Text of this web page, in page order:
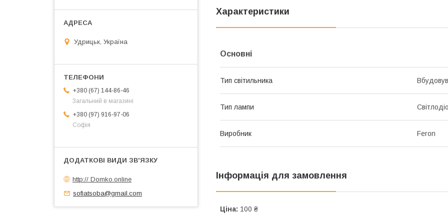
Характеристики
Основні
Тип світильника
Тип лампи
Виробник Feron
Інформація для замовлення
Ціна: 100 ₴
Удрицьк, Україна
+380 (67) 144-86-46
Загальний в магазині
+380 (97) 916-97-06
Софія
http:// Domko.online
sofiatsoba@gmail.com